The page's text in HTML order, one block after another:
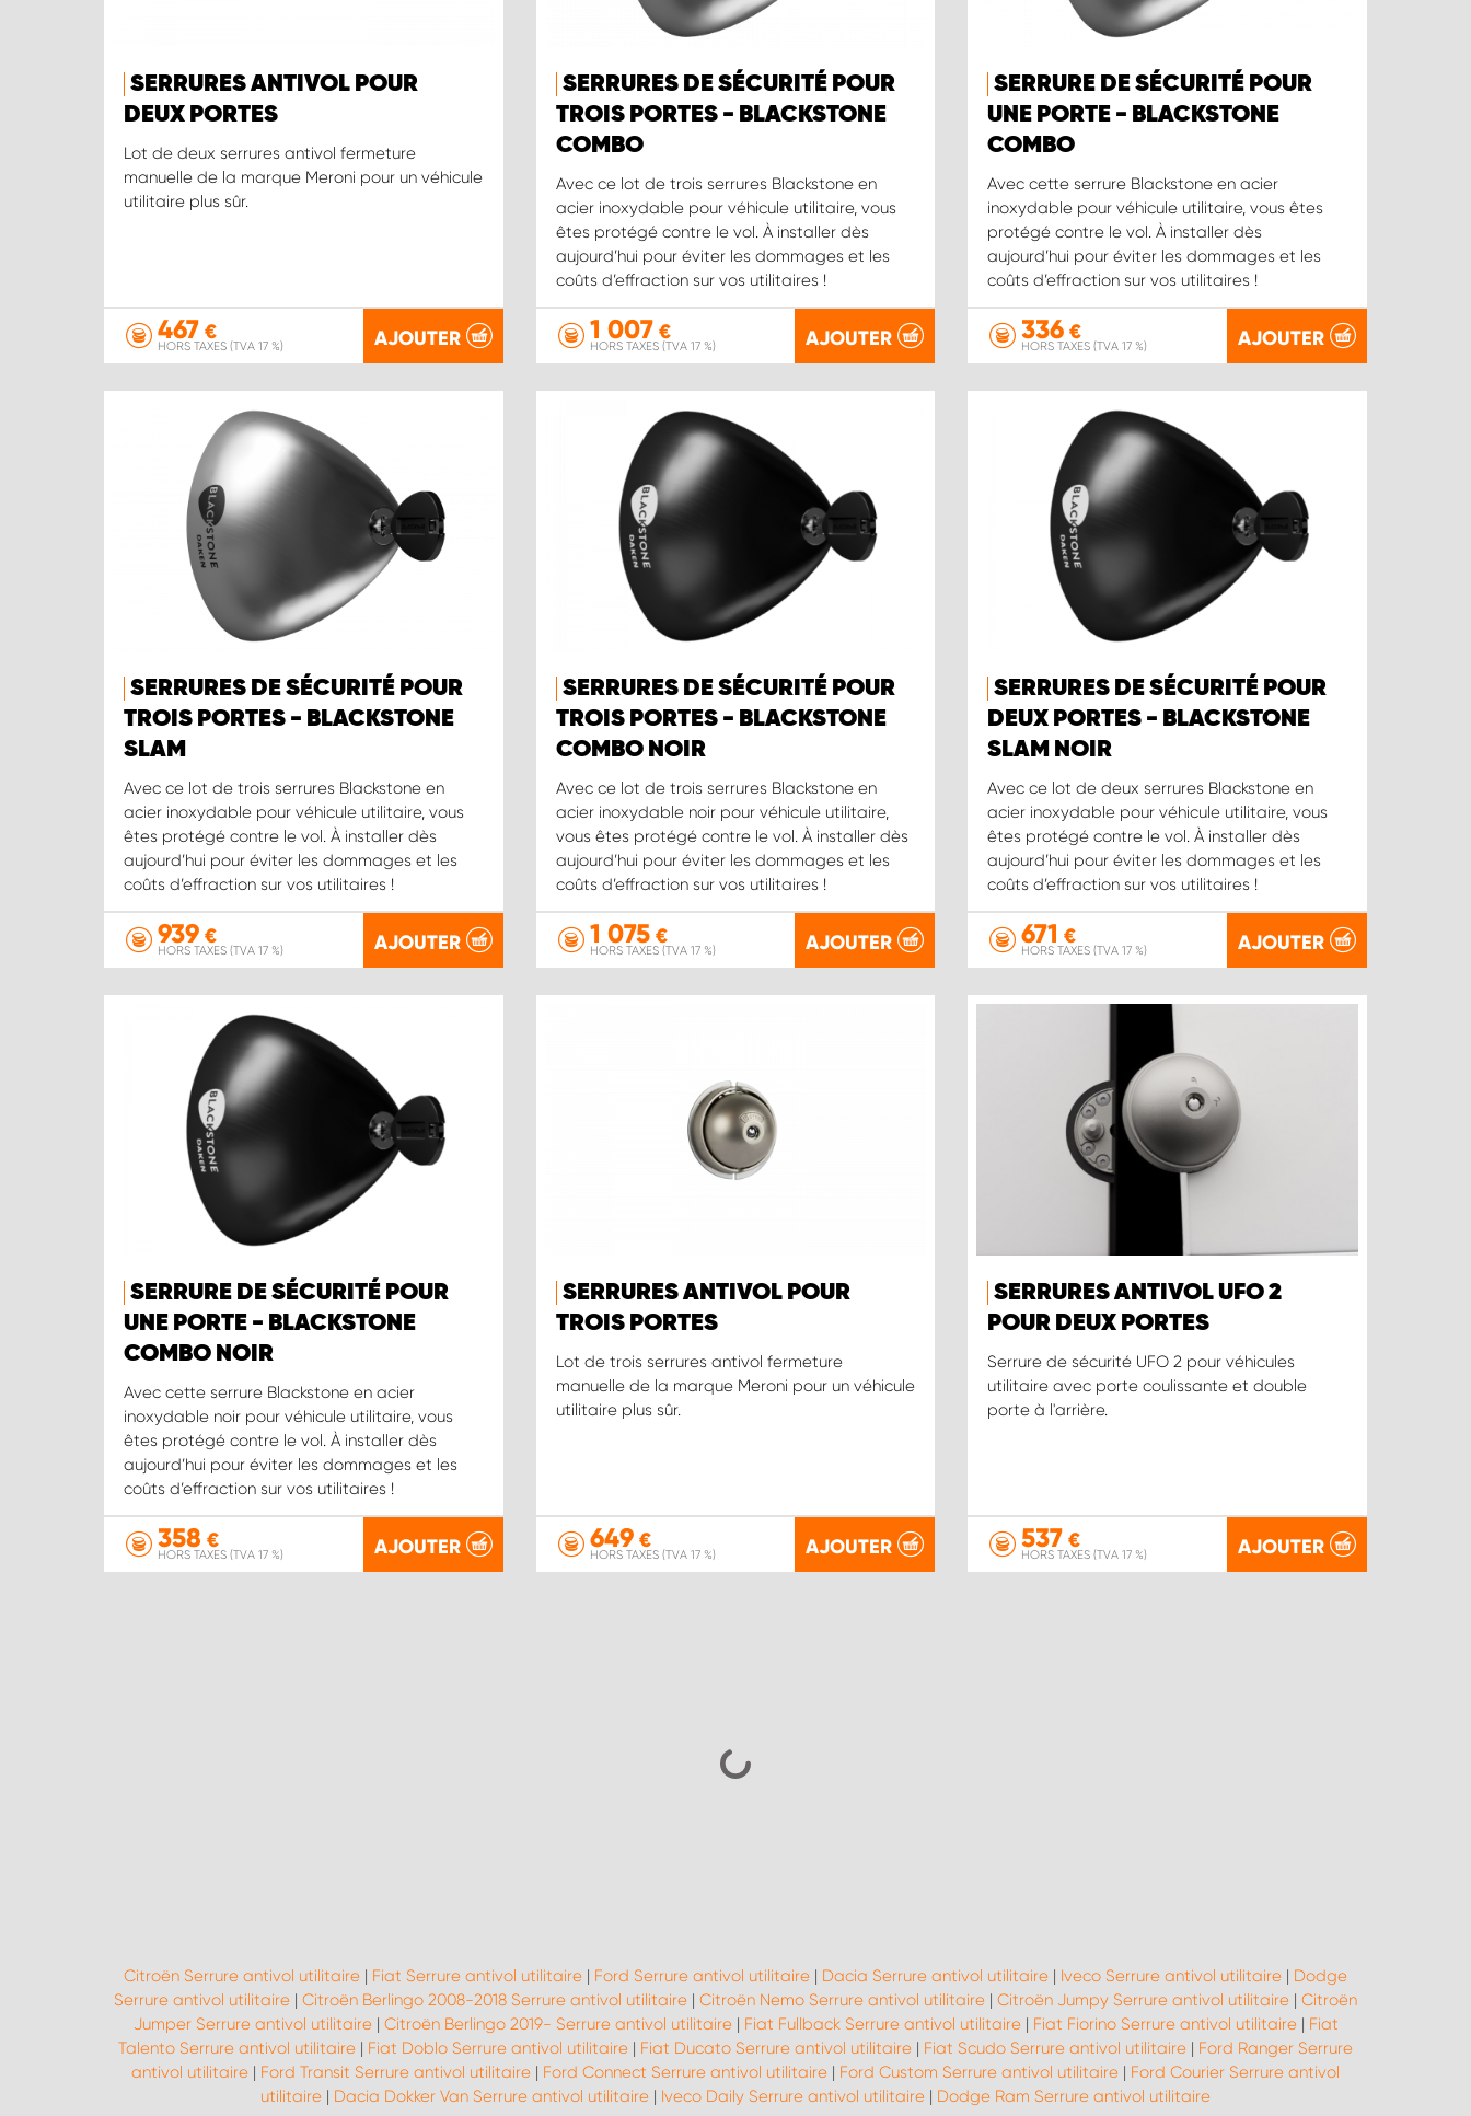
SERRURES ANTIVOL POUR
DEUX PORTES
Lot de deux serrures antivol fermeture
manuelle de la marque Meroni pour un véhicule
utilitaire plus sûr.
467 €
HORS TAXES (TVA 17 %) AJOUTER
SERRURES DE SÉCURITÉ POUR
TROIS PORTES - BLACKSTONE
COMBO
Avec ce lot de trois serrures Blackstone en
acier inoxydable pour véhicule utilitaire, vous
êtes protégé contre le vol. À installer dès
aujourd’hui pour éviter les dommages et les
coûts d’effraction sur vos utilitaires !
1 007€
HORS TAXES (TVA 17 %) AJOUTER
SERRURE DE SÉCURITÉ POUR
UNE PORTE - BLACKSTONE
COMBO
Avec cette serrure Blackstone en acier
inoxydable pour véhicule utilitaire, vous êtes
protégé contre le vol. À installer dès
aujourd’hui pour éviter les dommages et les
coûts d’effraction sur vos utilitaires !
336 €
HORS TAXES (TVA 17 %) AJOUTER
SERRURES DE SÉCURITÉ POUR
TROIS PORTES - BLACKSTONE
SLAM
Avec ce lot de trois serrures Blackstone en
acier inoxydable pour véhicule utilitaire, vous
êtes protégé contre le vol. À installer dès
aujourd’hui pour éviter les dommages et les
coûts d’effraction sur vos utilitaires !
939 €
HORS TAXES (TVA 17 %) AJOUTER
SERRURES DE SÉCURITÉ POUR
TROIS PORTES - BLACKSTONE
COMBO NOIR
Avec ce lot de trois serrures Blackstone en
acier inoxydable noir pour véhicule utilitaire,
vous êtes protégé contre le vol. À installer dès
aujourd’hui pour éviter les dommages et les
coûts d’effraction sur vos utilitaires !
1 075€
HORS TAXES (TVA 17 %) AJOUTER
SERRURES DE SÉCURITÉ POUR
DEUX PORTES - BLACKSTONE
SLAM NOIR
Avec ce lot de deux serrures Blackstone en
acier inoxydable pour véhicule utilitaire, vous
êtes protégé contre le vol. À installer dès
aujourd’hui pour éviter les dommages et les
coûts d’effraction sur vos utilitaires !
671 €
HORS TAXES (TVA 17 %) AJOUTER
SERRURE DE SÉCURITÉ POUR
UNE PORTE - BLACKSTONE
COMBO NOIR
Avec cette serrure Blackstone en acier
inoxydable noir pour véhicule utilitaire, vous
êtes protégé contre le vol. À installer dès
aujourd’hui pour éviter les dommages et les
coûts d’effraction sur vos utilitaires !
358 €
HORS TAXES (TVA 17 %) AJOUTER
SERRURES ANTIVOL POUR
TROIS PORTES
Lot de trois serrures antivol fermeture
manuelle de la marque Meroni pour un véhicule
utilitaire plus sûr.
649€
HORS TAXES (TVA 17 %) AJOUTER
SERRURES ANTIVOL UFO 2
POUR DEUX PORTES
Serrure de sécurité UFO 2 pour véhicules
utilitaire avec porte coulissante et double
porte à l'arrière.
537 €
HORS TAXES (TVA 17 %) AJOUTER
Citroën Serrure antivol utilitaire | Fiat Serrure antivol utilitaire | Ford Serrure antivol utilitaire | Dacia Serrure antivol utilitaire | Iveco Serrure antivol utilitaire | Dodge
Serrure antivol utilitaire | Citroën Berlingo 2008-2018 Serrure antivol utilitaire | Citroën Nemo Serrure antivol utilitaire | Citroën Jumpy Serrure antivol utilitaire | Citroën
Jumper Serrure antivol utilitaire| Citroën Berlingo 2019- Serrure antivol utilitaire| Fiat Fullback Serrure antivol utilitaire| Fiat Fiorino Serrure antivol utilitaire| Fiat
Talento Serrure antivol utilitaire | Fiat Doblo Serrure antivol utilitaire | Fiat Ducato Serrure antivol utilitaire | Fiat Scudo Serrure antivol utilitaire | Ford Ranger Serrure
antivol utilitaire | Ford Transit Serrure antivol utilitaire | Ford Connect Serrure antivol utilitaire | Ford Custom Serrure antivol utilitaire | Ford Courier Serrure antivol
utilitaire | Dacia Dokker Van Serrure antivol utilitaire | Iveco Daily Serrure antivol utilitaire | Dodge Ram Serrure antivol utilitaire